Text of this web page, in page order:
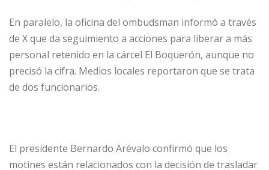
En paralelo, la oficina del ombudsman informó a través
de X que da seguimiento a acciones para liberar a más
personal retenido en la cárcel El Boquerón, aunque no
precisó la cifra. Medios locales reportaron que se trata
de dos funcionarios.
El presidente Bernardo Arévalo confirmó que los
motines están relacionados con la decisión de trasladar